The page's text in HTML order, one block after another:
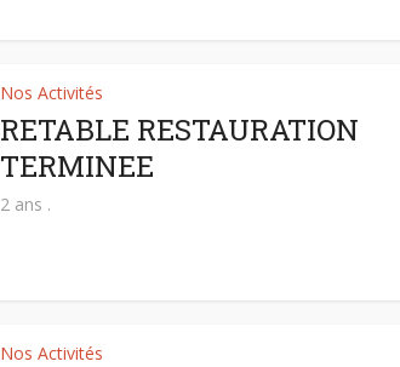
Nos Activités
RETABLE RESTAURATION
TERMINEE
2 ans .
Nos Activités